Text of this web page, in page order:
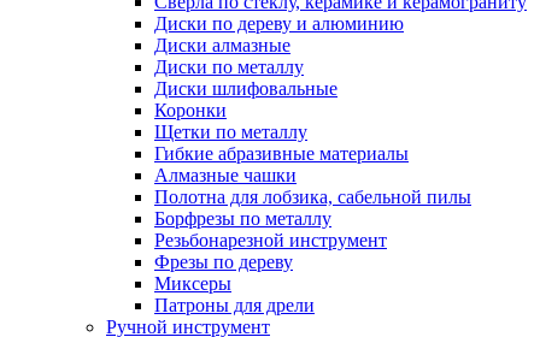
Диски по дереву и алюминию
Диски алмазные
Диски по металлу
Диски шлифовальные
Коронки
Щетки по металлу
Гибкие абразивные материалы
Алмазные чашки
Полотна для лобзика, сабельной пилы
Борфрезы по металлу
Резьбонарезной инструмент
Фрезы по дереву
Миксеры
Патроны для дрели
Ручной инструмент